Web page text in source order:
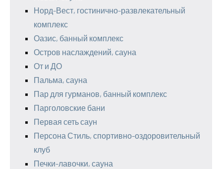
Норд-Вест, гостинично-развлекательный
комплекс
Оазис, банный комплекс
Остров наслаждений, сауна
От и ДО
Пальма, сауна
Пар для гурманов, банный комплекс
Парголовские бани
Первая сеть саун
Персона Стиль, спортивно-оздоровительный
клуб
Печки-лавочки, сауна